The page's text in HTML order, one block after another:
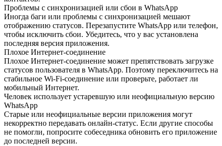
Проблемы с синхронизацией или сбои в WhatsApp
Иногда баги или проблемы с синхронизацией мешают
отображению статусов. Перезапустите WhatsApp или телефон,
чтобы исключить сбои. Убедитесь, что у вас установлена
последняя версия приложения.
Плохое Интернет-соединение
Плохое Интернет-соединение может препятствовать загрузке
статусов пользователя в WhatsApp. Поэтому переключитесь на
стабильное Wi-Fi-соединение или проверьте, работает ли
мобильный Интернет.
Человек использует устаревшую или неофициальную версию
WhatsApp
Старые или неофициальные версии приложения могут
некорректно передавать онлайн-статус. Если другие способы
не помогли, попросите собеседника обновить его приложение
до последней версии.